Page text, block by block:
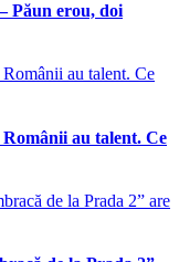
Păun erou, doi
au talent. Ce